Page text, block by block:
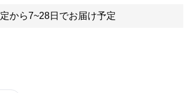
から7~28日でお届け予定